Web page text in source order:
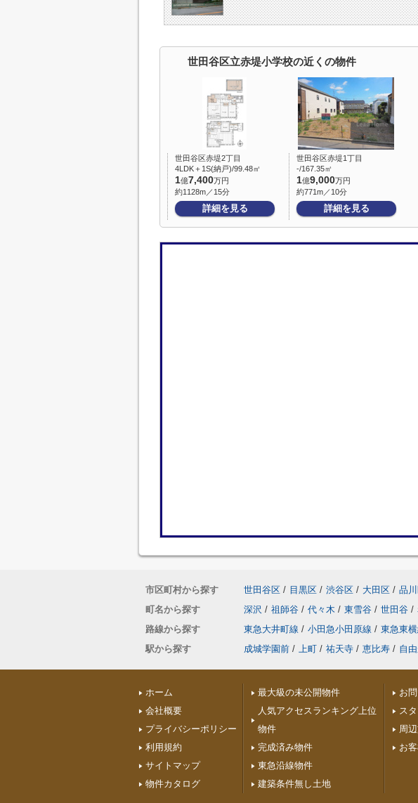
世田谷区立赤堤小学校の近くの物件
世田谷区赤堤2丁目
4LDK＋1S(納戸)/99.48㎡
1億7,400万円
約1128m／15分
詳細を見る
世田谷区赤堤1丁目
-/167.35㎡
1億9,000万円
約771m／10分
詳細を見る
市区町村から探す 世田谷区 / 目黒区 / 渋谷区 / 大田区 / 品
町名から探す
深沢 / 祖師谷 / 代々木 / 東雪谷 / 世田谷 /
路線から探す
東急大井町線 / 小田急小田原線 / 東急東
駅から探す
成城学園前 / 上町 / 祐天寺 / 恵比寿 / 自
ホーム
会社概要
プライバシーポリシー
利用規約
サイトマップ
物件カタログ
最大級の未公開物件
人気アクセスランキング上位
物件
完成済み物件
東急沿線物件
建築条件無し土地
お
ス
周
お